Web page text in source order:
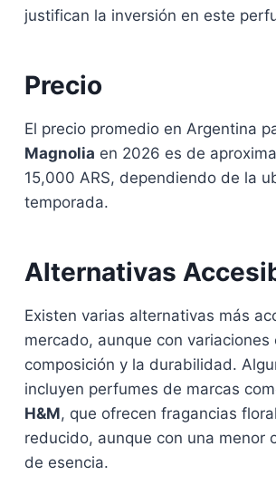
justifican la inversión en este
Precio
El precio promedio en Argentina
Magnolia en 2026 es de
15,000 ARS, dependiendo de la
temporada.
Alternativas
Existen varias alternativas más
mercado, aunque con variaciones
composición y la durabilidad.
incluyen perfumes de marcas
H&M, que ofrecen fragancias
reducido, aunque con una menor
de esencia.